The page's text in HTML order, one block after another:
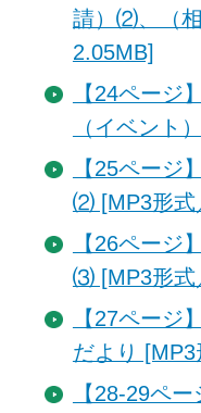
請）⑵、（
2.05MB]
【24ページ
（イベント
【25ページ
⑵ [MP3形式
【26ページ
⑶ [MP3形式
【27ページ
だより
【28-29ペ